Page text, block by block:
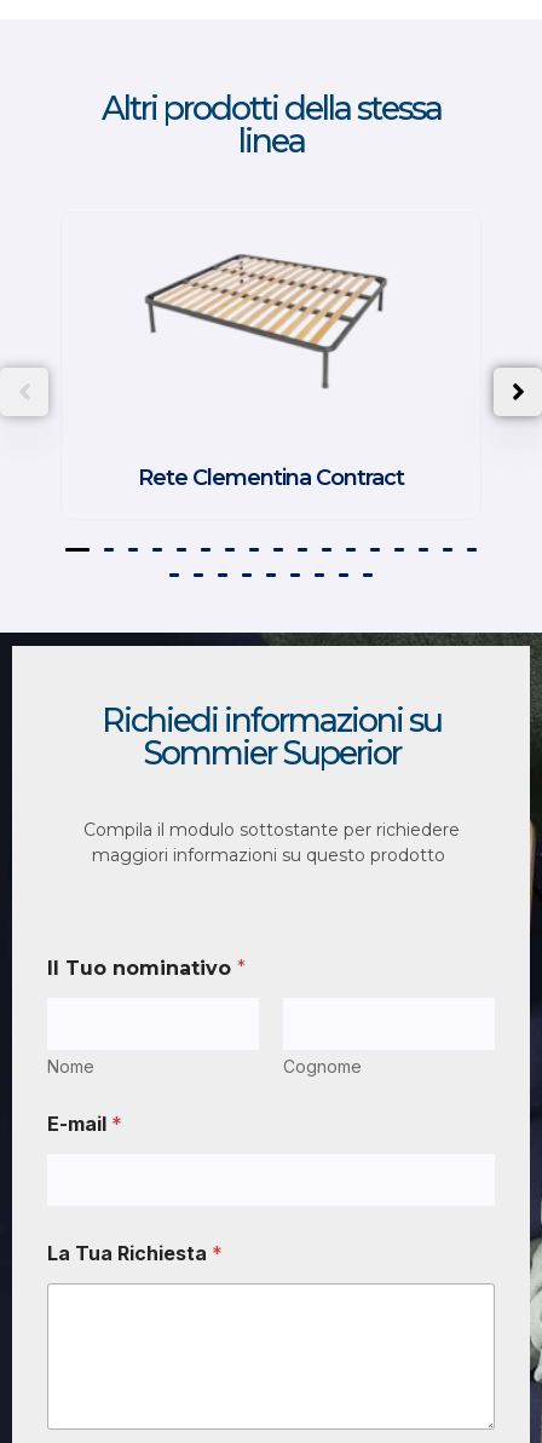
Altri prodotti della stessa
linea
Rete Clementina Contract
Richiedi informazioni su
Sommier Superior
Compila il modulo sottostante per richiedere
maggiori informazioni su questo prodotto
Il Tuo nominativo *
Nome Cognome
E-mail *
La Tua Richiesta *